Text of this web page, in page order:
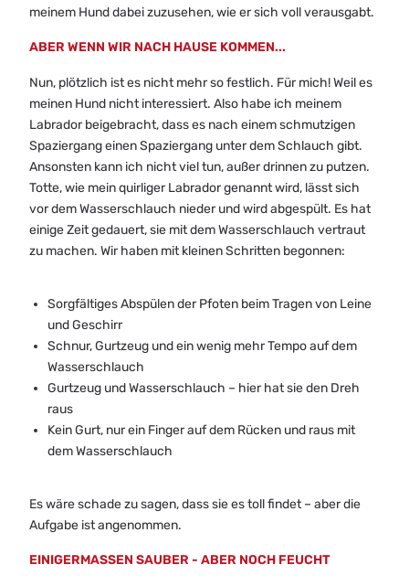
meinem Hund dabei zuzusehen, wie er sich voll verausgabt.
ABER WENN WIR NACH HAUSE KOMMEN...
Nun, plötzlich ist es nicht mehr so festlich. Für mich! Weil es
meinen Hund nicht interessiert. Also habe ich meinem
Labrador beigebracht, dass es nach einem schmutzigen
Spaziergang einen Spaziergang unter dem Schlauch gibt.
Ansonsten kann ich nicht viel tun, außer drinnen zu putzen.
Totte, wie mein quirliger Labrador genannt wird, lässt sich
vor dem Wasserschlauch nieder und wird abgespült. Es hat
einige Zeit gedauert, sie mit dem Wasserschlauch vertraut
zu machen. Wir haben mit kleinen Schritten begonnen:
Sorgfältiges Abspülen der Pfoten beim Tragen von Leine
und Geschirr
Schnur, Gurtzeug und ein wenig mehr Tempo auf dem
Wasserschlauch
Gurtzeug und Wasserschlauch – hier hat sie den Dreh
raus
Kein Gurt, nur ein Finger auf dem Rücken und raus mit
dem Wasserschlauch
Es wäre schade zu sagen, dass sie es toll findet – aber die
Aufgabe ist angenommen.
EINIGERMASSEN SAUBER - ABER NOCH FEUCHT